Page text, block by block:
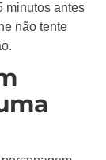
minutos antes
não tente